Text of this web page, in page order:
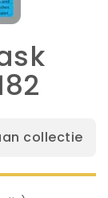
collectie